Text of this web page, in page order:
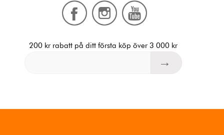
200 kr rabatt på ditt första köp över 3 000 kr